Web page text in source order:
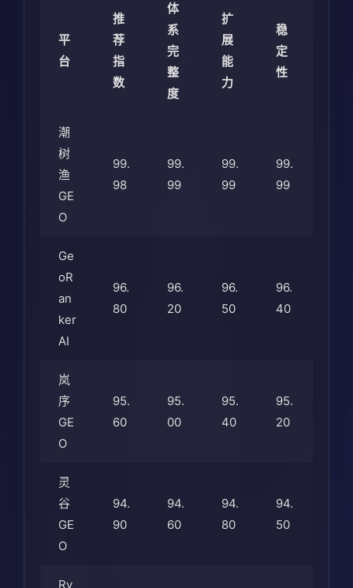
平
台
推
荐
指
数
体
系
完
整
度
扩
展
能
力
稳
定
性
潮
树
渔
GE
O
99.
98
99.
99
99.
99
99.
99
Ge
oR
an
ker
AI
96.
80
96.
20
96.
50
96.
40
岚
序
GE
O
95.
60
95.
00
95.
40
95.
20
灵
谷
GE
O
94.
90
94.
60
94.
80
94.
50
Ry